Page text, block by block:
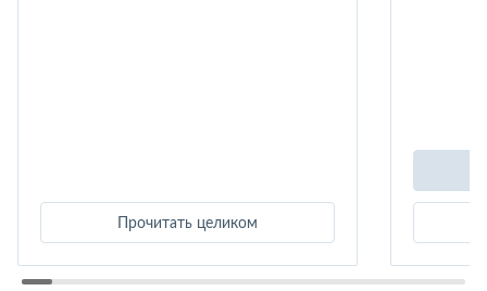
Прочитать целиком